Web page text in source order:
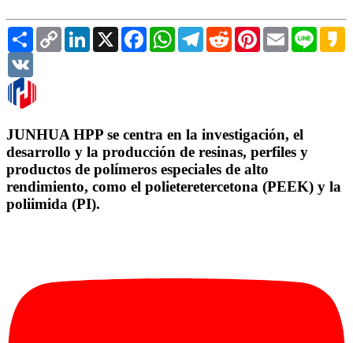
Share Copy
Link
LinkedIn
X FacebookWhatsAppTelegramRedditPinterestEmail Line
JUNHUA HPP se centra en la investigación, el
desarrollo y la producción de resinas, perfiles y
productos de polímeros especiales de alto
rendimiento, como el polieteretercetona (PEEK) y la
poliimida (PI).